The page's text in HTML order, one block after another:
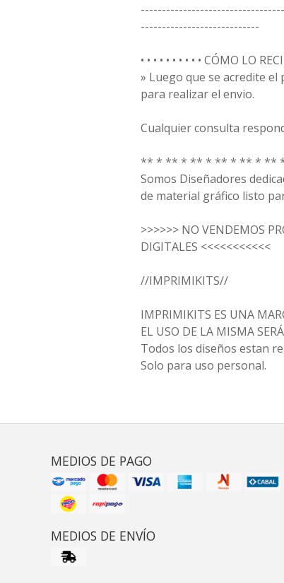
----------------------------
• • • • • • • • • • CÓMO LO
» Luego que se acredite
para realizar el envio.
Cualquier consulta
** * ** * ** * ** * ** * **
Somos Diseñadores
de material gráfico listo
>>>>>> NO VENDEMOS
DIGITALES <<<<<<<<<<<
//IMPRIMIKITS//
IMPRIMIKITS ES UNA
EL USO DE LA MISMA
Todos los diseños estan
Solo para uso personal.
MEDIOS DE PAGO
MEDIOS DE ENVÍO